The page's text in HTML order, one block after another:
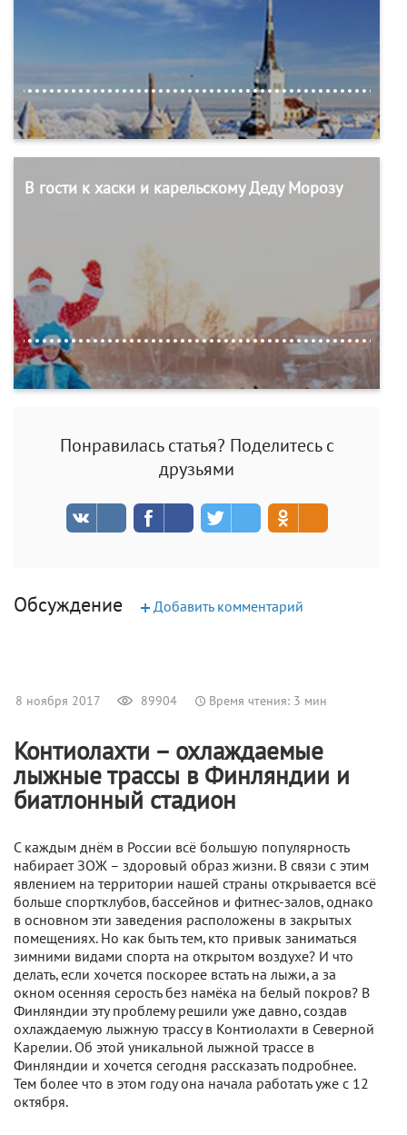
В гости к хаски и карельскому Деду Морозу
Понравилась статья? Поделитесь с
друзьями
Обсуждение +Добавить комментарий
8 ноября 2017 89904 Время чтения: 3 мин
Контиолахти – охлаждаемые
лыжные трассы в Финляндии и
биатлонный стадион
С каждым днём в России всё большую популярность
набирает ЗОЖ – здоровый образ жизни. В связи с этим
явлением на территории нашей страны открывается всё
больше спортклубов, бассейнов и фитнес-залов, однако
в основном эти заведения расположены в закрытых
помещениях. Но как быть тем, кто привык заниматься
зимними видами спорта на открытом воздухе? И что
делать, если хочется поскорее встать на лыжи, а за
окном осенняя серость без намёка на белый покров? В
Финляндии эту проблему решили уже давно, создав
охлаждаемую лыжную трассу в Контиолахти в Северной
Карелии. Об этой уникальной лыжной трассе в
Финляндии и хочется сегодня рассказать подробнее.
Тем более что в этом году она начала работать уже с 12
октября.